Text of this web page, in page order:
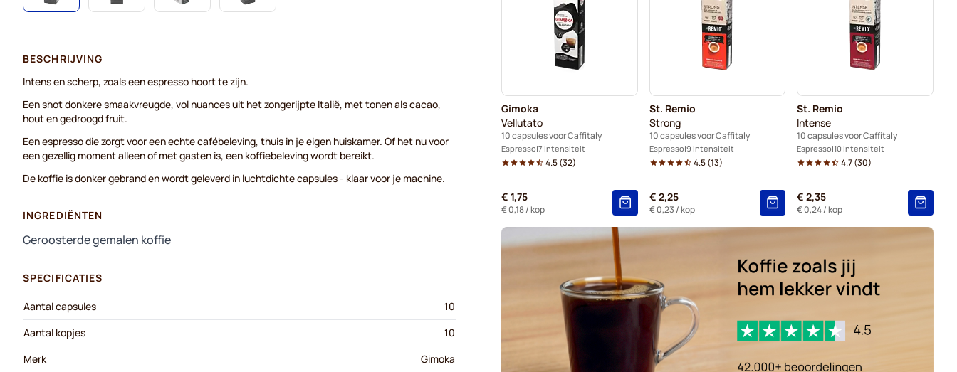
Gimoka
Vellutato
10 capsules voor Caffitaly
Espresso 7 Intensiteit
4.5(32)
€ 1,75
€ 0,18/ kop
St. Remio
Strong
10 capsules voor Caffitaly
Espresso 9 Intensiteit
4.5(13)
€ 2,25
€ 0,23 / kop
St. Remio
Intense
10 capsules voor Caffitaly
Espresso 10 Intensiteit
4.7(30)
€ 2,35
€ 0,24/ kop
BESCHRIJVING
Intens en scherp, zoals een espresso hoort te zijn.
Een shot donkere smaakvreugde, vol nuances uit het zongerijpte Italië, met tonen als cacao,
hout en gedroogd fruit.
Een espresso die zorgt voor een echte cafébeleving, thuis in je eigen huiskamer. Of het nu voor
een gezellig moment alleen of met gasten is, een koffiebeleving wordt bereikt.
De koffie is donker gebrand en wordt geleverd in luchtdichte capsules - klaar voor je machine.
INGREDIËNTEN
Geroosterde gemalen koffie
SPECIFICATIES
Aantal capsules
10
Aantal kopjes
10
Merk
Gimoka